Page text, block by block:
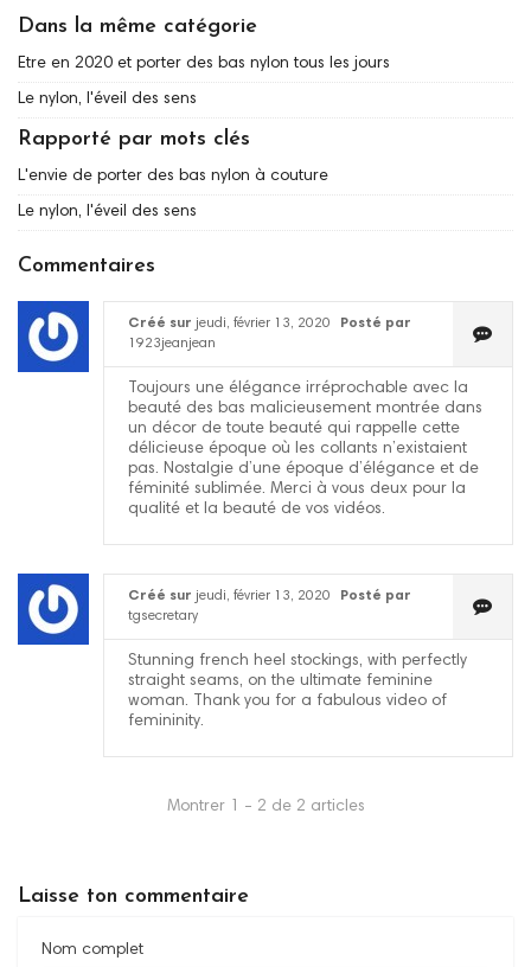
Dans la même catégorie
Etre en 2020 et porter des bas nylon tous les jours
Le nylon, l'éveil des sens
Rapporté par mots clés
L'envie de porter des bas nylon à couture
Le nylon, l'éveil des sens
Commentaires
Créé sur jeudi, février 13, 2020
Posté par
1923jeanjean
Toujours une élégance irréprochable avec la
beauté des bas malicieusement montrée dans
un décor de toute beauté qui rappelle cette
délicieuse époque où les collants n’existaient
pas. Nostalgie d’une époque d’élégance et de
féminité sublimée. Merci à vous deux pour la
qualité et la beauté de vos vidéos.
Créé sur jeudi, février 13, 2020
Posté par
tgsecretary
Stunning french heel stockings, with perfectly
straight seams, on the ultimate feminine
woman. Thank you for a fabulous video of
femininity.
Montrer 1 - 2 de 2 articles
Laisse ton commentaire
Nom complet